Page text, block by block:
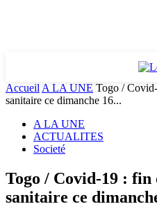
Accueil A LA UNE Togo /
sanitaire ce dimanche 16...
A LA UNE
ACTUALITES
Societé
Togo / Covid-19 : fin
sanitaire ce